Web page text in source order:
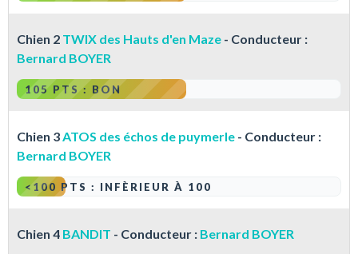
Chien 2 TWIX des Hauts d'en Maze - Conducteur :
Bernard BOYER
105 PTS : BON
Chien 3ATOS des échos de puymerle - Conducteur :
Bernard BOYER
<100 PTS : INFÈRIEUR À 100
Chien 4 BANDIT - Conducteur : Bernard BOYER